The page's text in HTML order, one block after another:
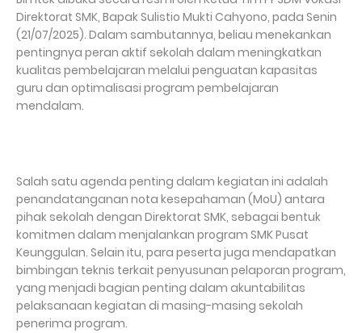
Direktorat SMK, Bapak Sulistio Mukti Cahyono, pada Senin
(21/07/2025). Dalam sambutannya, beliau menekankan
pentingnya peran aktif sekolah dalam meningkatkan
kualitas pembelajaran melalui penguatan kapasitas
guru dan optimalisasi program pembelajaran
mendalam.
Salah satu agenda penting dalam kegiatan ini adalah
penandatanganan nota kesepahaman (MoU) antara
pihak sekolah dengan Direktorat SMK, sebagai bentuk
komitmen dalam menjalankan program SMK Pusat
Keunggulan. Selain itu, para peserta juga mendapatkan
bimbingan teknis terkait penyusunan pelaporan program,
yang menjadi bagian penting dalam akuntabilitas
pelaksanaan kegiatan di masing-masing sekolah
penerima program.